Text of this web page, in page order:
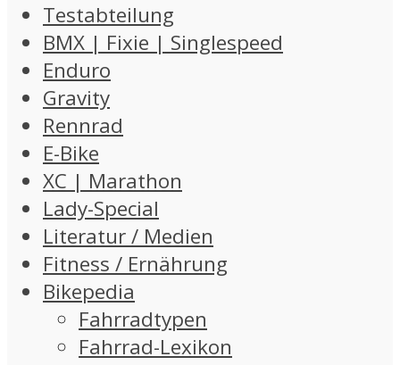
Testabteilung
BMX | Fixie | Singlespeed
Enduro
Gravity
Rennrad
E-Bike
XC | Marathon
Lady-Special
Literatur / Medien
Fitness / Ernährung
Bikepedia
Fahrradtypen
Fahrrad-Lexikon